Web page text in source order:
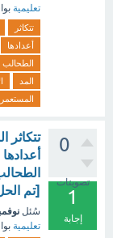
تعليمية
تتكاثر
أعدادها
الطحالب
المد
0
تصويتات
1
إجابة
تتكاثر
[تم
سُئل نوفمبر 29،
تعليمية